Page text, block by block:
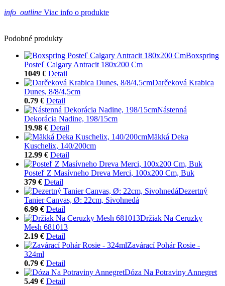
info_outline Viac info o produkte
Podobné produkty
Boxspring
Posteľ Calgary Antracit 180x200 Cm
1049 € Detail
Darčeková Krabica
Dunes, 8/8/4,5cm
0.79 € Detail
Nástenná
Dekorácia Nadine, 198/15cm
19.98 € Detail
Mäkká Deka
Kuschelix, 140/200cm
12.99 € Detail
Posteľ Z Masívneho Dreva Merci, 100x200 Cm, Buk
379 € Detail
Dezertný
Tanier Canvas, Ø: 22cm, Sivohnedá
6.99 € Detail
Držiak Na Ceruzky
Mesh 681013
2.19 € Detail
Zavárací Pohár Rosie -
324ml
0.79 € Detail
Dóza Na Potraviny Annegret
5.49 € Detail